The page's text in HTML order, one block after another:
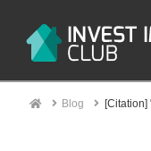
HomeBlog